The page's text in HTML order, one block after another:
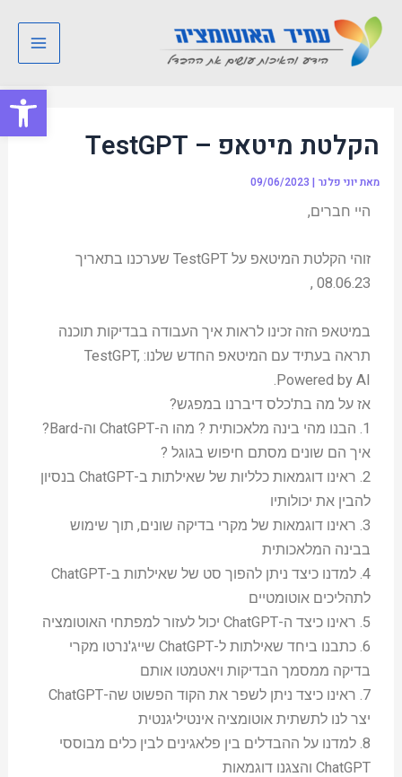
פתח
דילוג
לתוכן
Main
הקלטת מיטאפ – TestGPT
מאתיוני פלנר|
09/06/2023
היי חברים,
זוהי הקלטת המיטאפ על TestGPT שערכנו בתאריך
08.06.23 ,
במיטאפ הזה זכינו לראות איך העבודה בבדיקות תוכנה
תראה בעתיד עם המיטאפ החדש שלנו: TestGPT,
Powered by AI.
אז על מה בת'כלס דיברנו במפגש?
1. הבנו מהי בינה מלאכותית ? מהו ה-ChatGPT וה-Bard?
איך הם שונים מסתם חיפוש בגוגל ?
2. ראינו דוגמאות כלליות של שאילתות ב-ChatGPT בנסיון
להבין את יכולותיו
3. ראינו דוגמאות של מקרי בדיקה שונים, תוך שימוש
בבינה המלאכותית
4. למדנו כיצד ניתן להפוך סט של שאילתות ב-ChatGPT
לתהליכים אוטומטיים
5. ראינו כיצד ה-ChatGPT יכול לעזור למפתחי האוטומציה
6. כתבנו ביחד שאילתות ל-ChatGPT שייג'נרטו מקרי
בדיקה ממסמך הבדיקות ויאטמטו אותם
7. ראינו כיצד ניתן לשפר את הקוד הפשוט שה-ChatGPT
יצר לנו לתשתית אוטומציה אינטיליגנטית
8. למדנו על ההבדלים בין פלאגינים לבין כלים מבוססי
ChatGPT והצגנו דוגמאות
Post
navigation